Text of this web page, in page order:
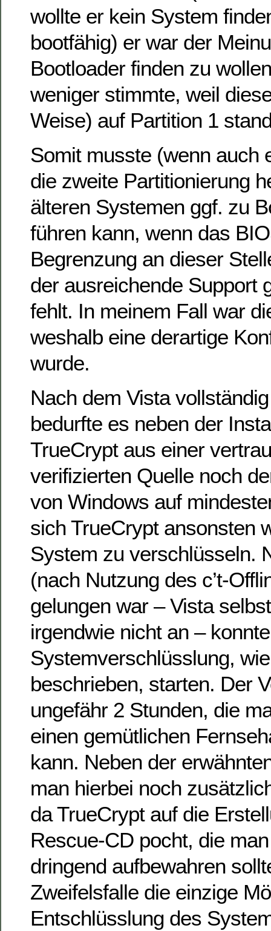
wollte er kein System
bootfähig) er war der
Bootloader finden zu
weniger stimmte, weil
Weise) auf Partition 1
Somit musste (wenn auch
die zweite Partitionierung
älteren Systemen ggf. zu
führen kann, wenn das
Begrenzung an dieser
der ausreichende Support
fehlt. In meinem Fall war
weshalb eine derartige
wurde.
Nach dem Vista
bedurfte es neben der
TrueCrypt aus einer
verifizierten Quelle noch
von Windows auf
sich TrueCrypt ansonsten
System zu verschlüsseln.
(nach Nutzung des c’t-
gelungen war – Vista
irgendwie nicht an –
Systemverschlüsslung,
beschrieben, starten. Der
ungefähr 2 Stunden, die
einen gemütlichen
kann. Neben der
man hierbei noch
da TrueCrypt auf die
Rescue-CD pocht, die
dringend aufbewahren
Zweifelsfalle die einzige
Entschlüsslung des